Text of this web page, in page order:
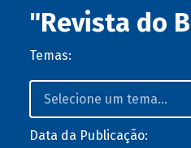
"Revista do
Temas:
Data da Publicação: